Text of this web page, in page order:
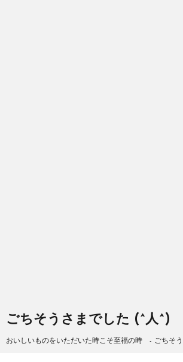
ごちそうさまでした (^人^)
おいしいものをいただいた時こそ至福の時 - ごちそ